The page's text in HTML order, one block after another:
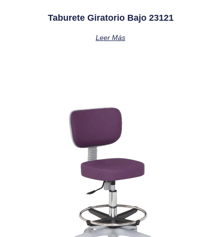
Taburete Giratorio Bajo 23121
Leer Más